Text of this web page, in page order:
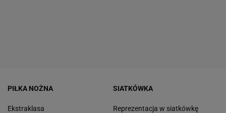
PIŁKA NOŻNA
Ekstraklasa
SIATKÓWKA
Reprezentacja w siatkówkę